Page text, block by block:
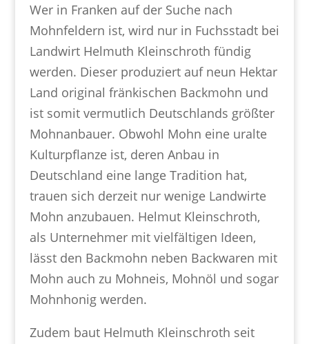
Wer in Franken auf der Suche nach
Mohnfeldern ist, wird nur in Fuchsstadt bei
Landwirt Helmuth Kleinschroth fündig
werden. Dieser produziert auf neun Hektar
Land original fränkischen Backmohn und
ist somit vermutlich Deutschlands größter
Mohnanbauer. Obwohl Mohn eine uralte
Kulturpflanze ist, deren Anbau in
Deutschland eine lange Tradition hat,
trauen sich derzeit nur wenige Landwirte
Mohn anzubauen. Helmut Kleinschroth,
als Unternehmer mit vielfältigen Ideen,
lässt den Backmohn neben Backwaren mit
Mohn auch zu Mohneis, Mohnöl und sogar
Mohnhonig werden.
Zudem baut Helmuth Kleinschroth seit